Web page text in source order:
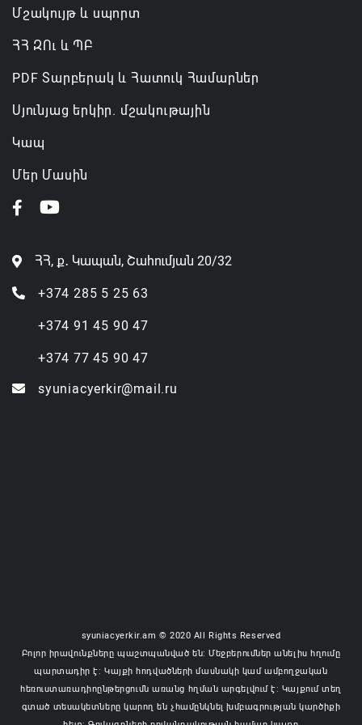
Մշակույթ և սպորտ
ՀՀ ԶՈւ և ՊԲ
PDF Տարբերակ և Հատուկ Համարներ
Սյունյաց երկիր. մշակութային
Կապ
Մեր Մասին
ՀՀ, ք․ Կապան, Շահումյան 20/32
+374 285 5 25 63
+374 91 45 90 47
+374 77 45 90 47
syuniacyerkir@mail.ru
syuniacyerkir.am © 2020 All Rights Reserved
Բոլոր իրավունքները պաշտպանված են: Մեջբերումներ անելիս հղումը
պարտադիր է: Կայքի հոդվածների մասնակի կամ ամբողջական
հեռուստառադիոընթերցումն առանց հղման արգելվում է: Կայքում տեղ
գտած տեսակետները կարող են չհամընկնել խմբագրության կարծիքի